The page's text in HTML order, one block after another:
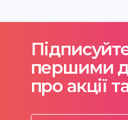
першими
про акції